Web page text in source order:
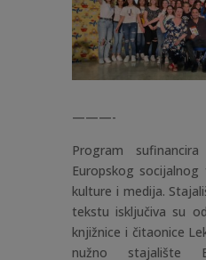
———-
Program
Europskog
kulture i medija.
tekstu isključiva su
knjižnice i čitaonice
nužno stajalište